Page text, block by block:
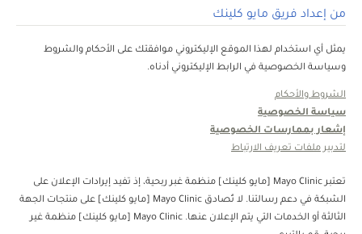
من إعداد فريق مايو كلينك
يمثل أي استخدام لهذا الموقع الإليكتروني موافقتك على الأحكام والشروط
وسياسة الخصوصية في الرابط الإليكتروني أدناه.
الشروط والأحكام
سياسة الخصوصية
إشعار بممارسات الخصوصية
لتدبير ملفات تعريف الارتباط
تعتبر Mayo Clinic [مايو كلينك] منظمة غبر ربحية، إذ تفيد إيرادات الإعلان على
الشبكة في دعم رسالتنا. لا تُصادق Mayo Clinic [مايو كلينك] على منتجات الجهة
الثالثة أو الخدمات التي يتم الإعلان عنها. Mayo Clinic [مايو كلينك] منظمة غير